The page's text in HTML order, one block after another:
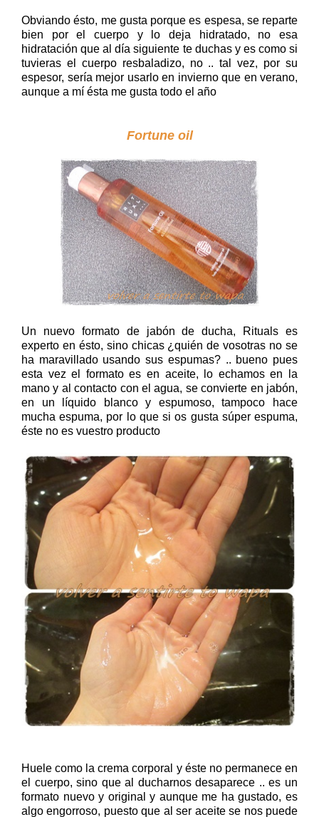
Obviando ésto, me gusta porque es espesa, se reparte
bien por el cuerpo y lo deja hidratado, no esa
hidratación que al día siguiente te duchas y es como si
tuvieras el cuerpo resbaladizo, no .. tal vez, por su
espesor, sería mejor usarlo en invierno que en verano,
aunque a mí ésta me gusta todo el año
Fortune oil
Un nuevo formato de jabón de ducha, Rituals es
experto en ésto, sino chicas ¿quién de vosotras no se
ha maravillado usando sus espumas? .. bueno pues
esta vez el formato es en aceite, lo echamos en la
mano y al contacto con el agua, se convierte en jabón,
en un líquido blanco y espumoso, tampoco hace
mucha espuma, por lo que si os gusta súper espuma,
éste no es vuestro producto
Huele como la crema corporal y éste no permanece en
el cuerpo, sino que al ducharnos desaparece .. es un
formato nuevo y original y aunque me ha gustado, es
algo engorroso, puesto que al ser aceite se nos puede